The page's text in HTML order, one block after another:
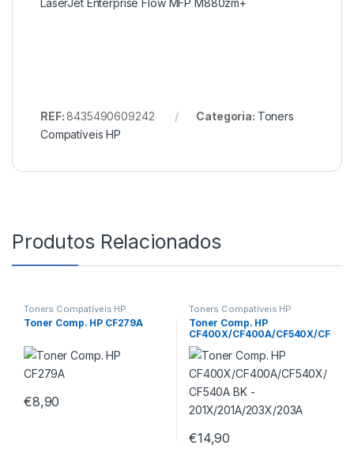
REF:8435490609242 Categoria: Toners
Compatíveis HP
Produtos Relacionados
Toners Compatíveis HP
Toner Comp. HP CF279A
€8,90
Toners Compatíveis HP
Toner Comp. HP
CF400X/CF400A/CF540X/CF
540A BK –
201X/201A/203X/203A
€14,90